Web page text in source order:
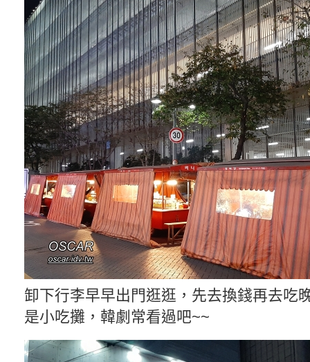
卸下行李早早出門逛逛，先去換錢再去吃
是小吃攤，韓劇常看過吧~~